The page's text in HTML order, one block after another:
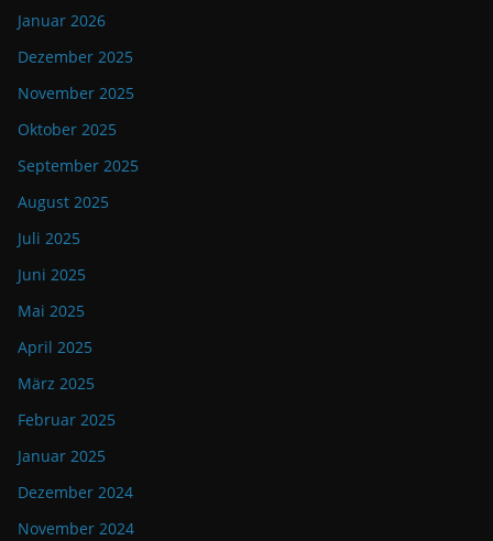
Januar 2026
Dezember 2025
November 2025
Oktober 2025
September 2025
August 2025
Juli 2025
Juni 2025
Mai 2025
April 2025
März 2025
Februar 2025
Januar 2025
Dezember 2024
November 2024